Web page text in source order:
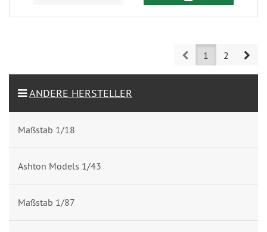
Prev1 2
ANDERE HERSTELLER
Maßstab 1/18
Ashton Models 1/43
Maßstab 1/87